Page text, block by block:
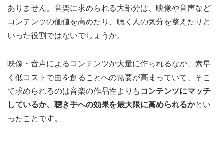
ありません。音楽に求められる大部分は、映像や音声など
コンテンツの価値を高めたり、聴く人の気分を整えたりと
いった役割ではないでしょうか。
映像・音声によるコンテンツが大量に作られるなか、素早
く低コストで曲を創ることへの需要が高まっていて、そこ
で求められるのは音楽の作品性よりも コンテンツにマッチ
しているか、聴き手への効果を最大限に高められるかとい
ったことです。